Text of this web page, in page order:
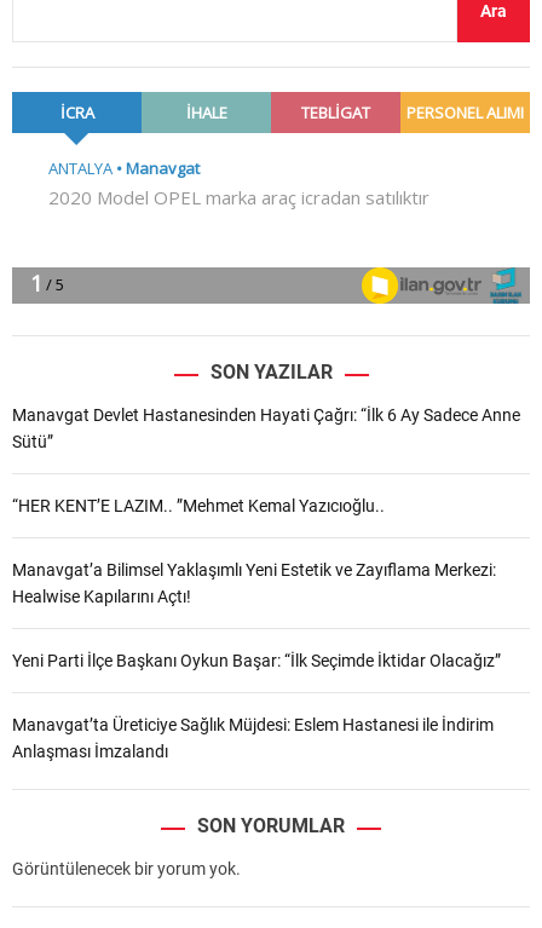
Ara
SON YAZILAR
Manavgat Devlet Hastanesinden Hayati Çağrı: “İlk 6 Ay Sadece Anne
Sütü”
“HER KENT’E LAZIM.. ”Mehmet Kemal Yazıcıoğlu..
Manavgat’a Bilimsel Yaklaşımlı Yeni Estetik ve Zayıflama Merkezi:
Healwise Kapılarını Açtı!
Yeni Parti İlçe Başkanı Oykun Başar: “İlk Seçimde İktidar Olacağız”
Manavgat’ta Üreticiye Sağlık Müjdesi: Eslem Hastanesi ile İndirim
Anlaşması İmzalandı
SON YORUMLAR
Görüntülenecek bir yorum yok.